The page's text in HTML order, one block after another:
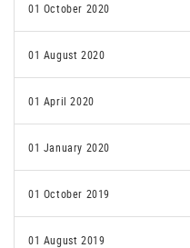
01 October 2020
01 August 2020
01 April 2020
01 January 2020
01 October 2019
01 August 2019